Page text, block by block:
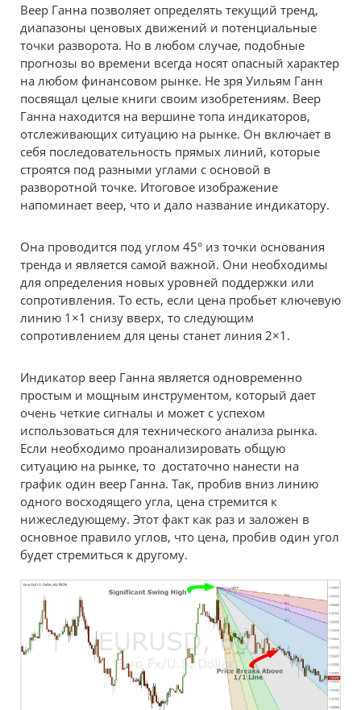
Веер Ганна позволяет определять текущий тренд,
диапазоны ценовых движений и потенциальные
точки разворота. Но в любом случае, подобные
прогнозы во времени всегда носят опасный характер
на любом финансовом рынке. Не зря Уильям Ганн
посвящал целые книги своим изобретениям. Веер
Ганна находится на вершине топа индикаторов,
отслеживающих ситуацию на рынке. Он включает в
себя последовательность прямых линий, которые
строятся под разными углами с основой в
разворотной точке. Итоговое изображение
напоминает веер, что и дало название индикатору.
Она проводится под углом 45° из точки основания
тренда и является самой важной. Они необходимы
для определения новых уровней поддержки или
сопротивления. То есть, если цена пробьет ключевую
линию 1×1 снизу вверх, то следующим
сопротивлением для цены станет линия 2×1.
Индикатор веер Ганна является одновременно
простым и мощным инструментом, который дает
очень четкие сигналы и может с успехом
использоваться для технического анализа рынка.
Если необходимо проанализировать общую
ситуацию на рынке, то достаточно нанести на
график один веер Ганна. Так, пробив вниз линию
одного восходящего угла, цена стремится к
нижеследующему. Этот факт как раз и заложен в
основное правило углов, что цена, пробив один угол
будет стремиться к другому.